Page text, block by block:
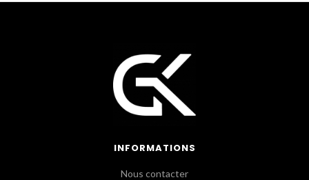
INFORMATIONS
Nous contacter